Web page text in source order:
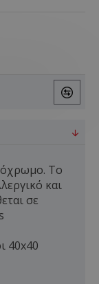
Tο
και
σε
40x40